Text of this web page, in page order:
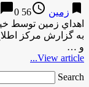
bookmark زمین access_time
56 years ago
chat_bubble0
اهداي زمین توسط
به گزارش مركز
و …
View article...
Search …